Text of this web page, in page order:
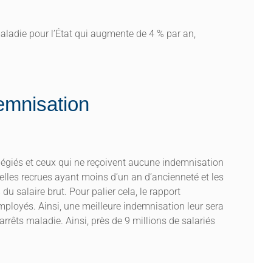
pour l’État qui augmente de 4 % par an,
et ceux qui ne reçoivent aucune indemnisation
recrues ayant moins d’un an d’ancienneté et les
salaire brut. Pour palier cela, le rapport
Ainsi, une meilleure indemnisation leur sera
maladie. Ainsi, près de 9 millions de salariés